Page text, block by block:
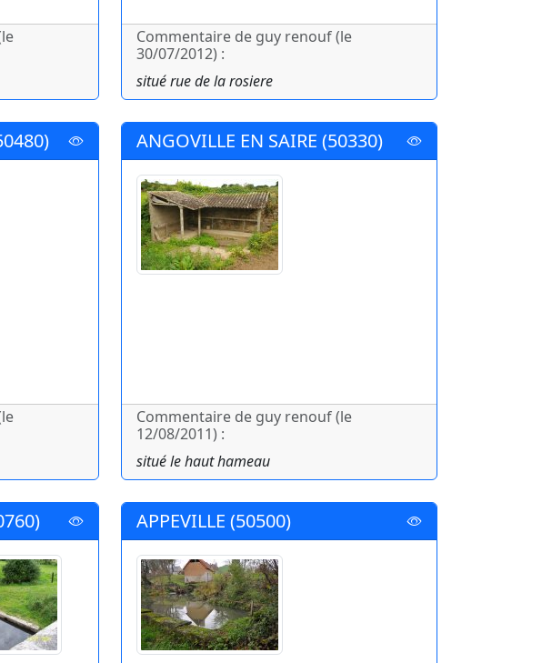
Commentaire de guy renouf (le
30/07/2012) :
situé rue de la rosiere
ANGOVILLE EN SAIRE (50330)
Commentaire de guy renouf (le
12/08/2011) :
situé le haut hameau
APPEVILLE (50500)